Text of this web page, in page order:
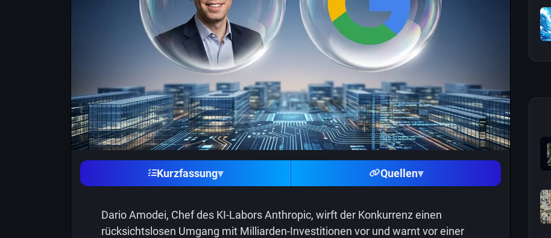
Kurzfassung▾ Quellen▾
Dario Amodei, Chef des KI-Labors Anthropic, wirft der Konkurrenz einen
rücksichtslosen Umgang mit Milliarden-Investitionen vor und warnt vor einer